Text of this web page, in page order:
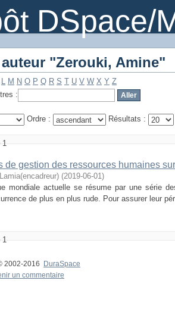
DSpace/
"Zerouki, Amine"
L M N O P Q R S T U V W X Y Z
:
Ordre : Résultats :
1
de gestion des ressources humaines
(2019-06-01)
mondiale actuelle se résume par une série
de plus en plus rude. Pour assurer leur
1
2002-2016
DuraSpace
un commentaire